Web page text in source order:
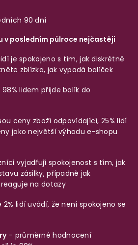
90 dní
v posledním půlroce nejčastěji
je spokojeno s tím, jak diskrétně
zblízka, jak vypadá balíček
lidem přijde balík do
ceny zboží odpovídající, 25% lidí
jako největší výhodu e-shopu
vyjadřují spokojenost s tím, jak
zásilky, případně jak
na dotazy
2% lidí uvádí, že není spokojeno se
- průměrné hodnocení